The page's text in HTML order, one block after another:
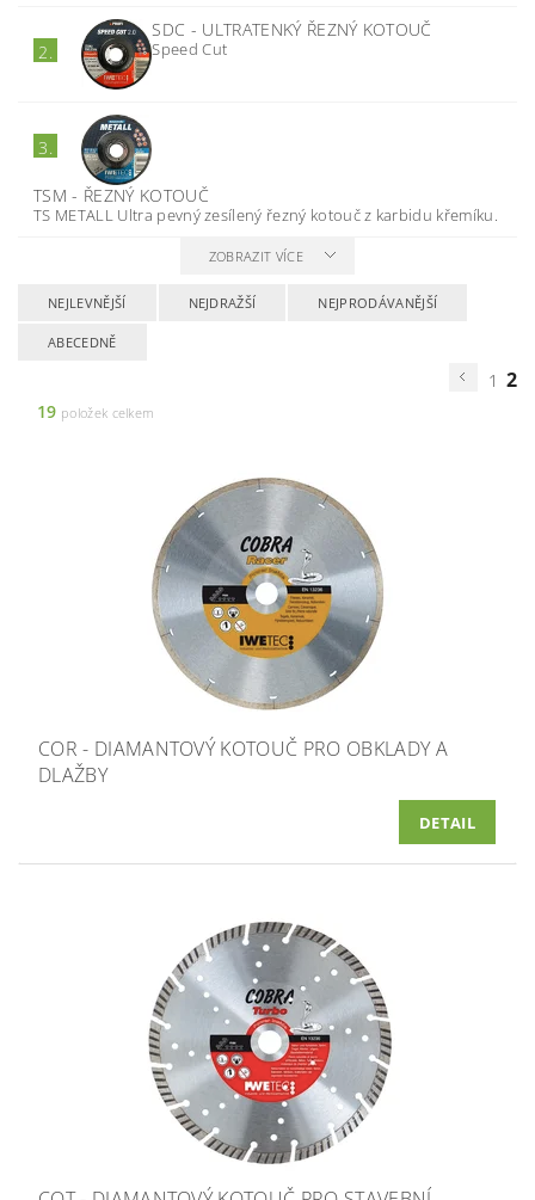
2.
SDC - ULTRATENKÝ ŘEZNÝ KOTOUČ
Speed Cut
3.
TSM - ŘEZNÝ KOTOUČ
TS METALL Ultra pevný zesílený řezný kotouč z karbidu křemíku.
ZOBRAZIT VÍCE
NEJLEVNĚJŠÍ NEJDRAŽŠÍ NEJPRODÁVANĚJŠÍ
ABECEDNĚ
1 2
19 položek celkem
COR - DIAMANTOVÝ KOTOUČ PRO OBKLADY A
DLAŽBY
DETAIL